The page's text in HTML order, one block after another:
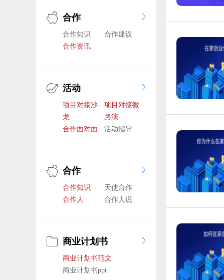
合作
合作知识
合作建议
合作资讯
活动
项目对接沙
龙
项目对接微
路演
合作面对面
活动指导
合作
合作知识
天使合作
合作人
合作人说
商业计划书
商业计划书范文
商业计划书ppt